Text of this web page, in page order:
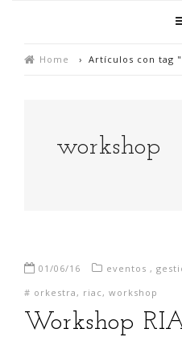
Home › Artículos con tag
workshop
01/06/16 eventos ,
# orkestra , riac , workshop
Workshop